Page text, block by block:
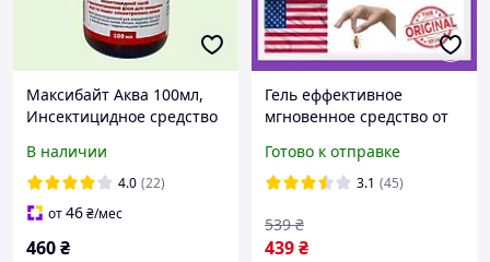
Максибайт Аква 100мл,
Инсектицидное средство
действием для
уничтожения мух и
других синтропатных
насекомых
В наличии
4.0 (22)
от46₴/мес
460₴
Гель еффективное
мгновенное средство от
Advios Cockroach Gel
Syngenta. Dupont 30г
Готово к отправке
3.1 (45)
439₴
539 ₴